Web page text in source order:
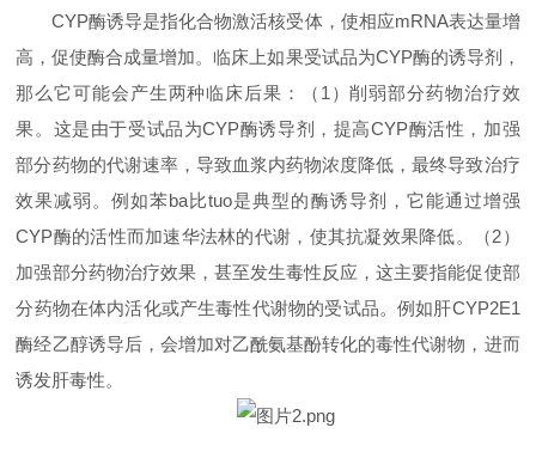
CYP酶诱导是指化合物激活核受体，使相应mRNA表达量增
高，促使酶合成量增加。临床上如果受试品为CYP酶的诱导剂，
那么它可能会产生两种临床后果：（1）削弱部分药物治疗效
果。这是由于受试品为CYP酶诱导剂，提高CYP酶活性，加强
部分药物的代谢速率，导致血浆内药物浓度降低，最终导致治疗
效果减弱。例如苯ba比tuo是典型的酶诱导剂，它能通过增强
CYP酶的活性而加速华法林的代谢，使其抗凝效果降低。（2）
加强部分药物治疗效果，甚至发生毒性反应，这主要指能促使部
分药物在体内活化或产生毒性代谢物的受试品。例如肝CYP2E1
酶经乙醇诱导后，会增加对乙酰氨基酚转化的毒性代谢物，进而
诱发肝毒性。